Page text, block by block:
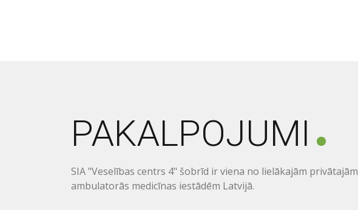
PAKALPOJUMI
SIA "Veselības centrs 4" šobrīd ir viena no lielākajām privātajām
ambulatorās medicīnas iestādēm Latvijā.